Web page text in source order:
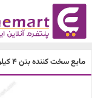
مایع سخت کننده بتن 4 کیلوگرمی COUPSYL®LS-HARDENER